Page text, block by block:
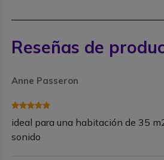
Reseñas de
Anne Passeron
ideal para una habitación de 35
sonido